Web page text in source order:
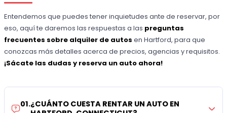
Entendemos que puedes tener inquietudes ante de reservar, por
eso, aquí te daremos las respuestas a las preguntas
frecuentes sobre alquiler de autos en Hartford, para que
conozcas más detalles acerca de precios, agencias y requisitos.
¡Sácate las dudas y reserva un auto ahora!
01.¿CUÁNTO CUESTA RENTAR UN AUTO EN